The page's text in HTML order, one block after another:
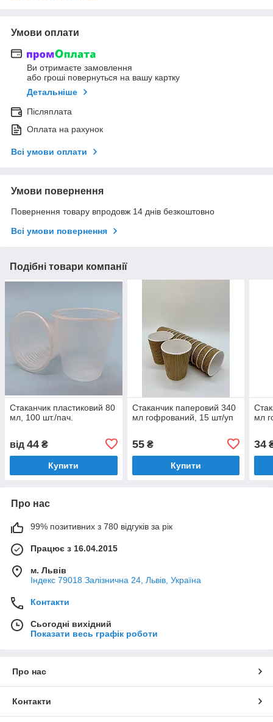
Умови оплати
Ви отримаєте замовлення
або гроші повернуться на вашу картку
Детальніше
Післяплата
Оплата на рахунок
Всі умови оплати
Умови повернення
Повернення товару впродовж 14 днів безкоштовно
Всі умови повернення
Подібні товари компанії
Стаканчик пластиковий 80
мл, 100 шт./пач.
від 44 ₴
Купити
Стаканчик паперовий 340
мл гофрований, 15 шт/уп
55₴
Купити
мл
34
Про нас
99% позитивних з 780 відгуків за рік
Працює з 16.04.2015
м. Львів
Індекс 79018 Залізнична 24, Львів, Україна
Контакти
Сьогодні вихідний
Показати весь графік роботи
Про нас
Контакти